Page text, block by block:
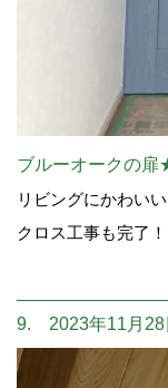
ブルーオークの
リビングにかわい
クロス工事も完了！
9. 2023年11月28